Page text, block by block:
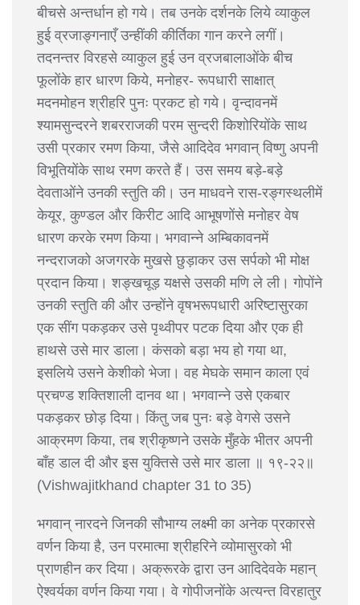
बीचसे अन्तर्धान हो गये। तब उनके दर्शनके लिये व्याकुल
हुई व्रजाङ्गनाएँ उन्हींकी कीर्तिका गान करने लगीं।
तदनन्तर विरहसे व्याकुल हुई उन व्रजबालाओंके बीच
फूलोंके हार धारण किये, मनोहर- रूपधारी साक्षात्
मदनमोहन श्रीहरि पुनः प्रकट हो गये। वृन्दावनमें
श्यामसुन्दरने शबरराजकी परम सुन्दरी किशोरियोंके साथ
उसी प्रकार रमण किया, जैसे आदिदेव भगवान् विष्णु अपनी
विभूतियोंके साथ रमण करते हैं। उस समय बड़े-बड़े
देवताओंने उनकी स्तुति की। उन माधवने रास-रङ्गस्थलीमें
केयूर, कुण्डल और किरीट आदि आभूषणोंसे मनोहर वेष
धारण करके रमण किया। भगवान्ने अम्बिकावनमें
नन्दराजको अजगरके मुखसे छुड़ाकर उस सर्पको भी मोक्ष
प्रदान किया। शङ्खचूड़ यक्षसे उसकी मणि ले ली। गोपोंने
उनकी स्तुति की और उन्होंने वृषभरूपधारी अरिष्टासुरका
एक सींग पकड़कर उसे पृथ्वीपर पटक दिया और एक ही
हाथसे उसे मार डाला। कंसको बड़ा भय हो गया था,
इसलिये उसने केशीको भेजा। वह मेघके समान काला एवं
प्रचण्ड शक्तिशाली दानव था। भगवान्ने उसे एकबार
पकड़कर छोड़ दिया। किंतु जब पुनः बड़े वेगसे उसने
आक्रमण किया, तब श्रीकृष्णने उसके मुँहके भीतर अपनी
बाँह डाल दी और इस युक्तिसे उसे मार डाला ॥ १९-२२॥
(Vishwajitkhand chapter 31 to 35)
भगवान् नारदने जिनकी सौभाग्य लक्ष्मी का अनेक प्रकारसे
वर्णन किया है, उन परमात्मा श्रीहरिने व्योमासुरको भी
प्राणहीन कर दिया। अक्रूरके द्वारा उन आदिदेवके महान्
ऐश्वर्यका वर्णन किया गया। वे गोपीजनोंके अत्यन्त विरहातुर